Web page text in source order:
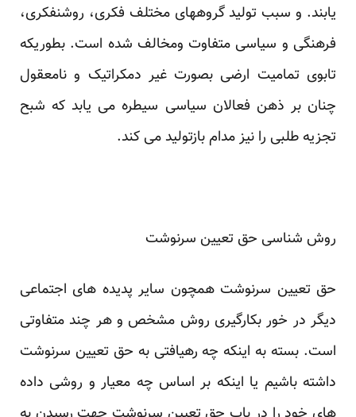
یابند. و سبب تولید گروههای مختلف فکری، روشنفکری،
فرهنگی و سیاسی متفاوت ومخالف شده است. بطوریکه
تابوی تمامیت ارضی بصورت غیر دمکراتیک و نامعقول
چنان بر ذهن فعالان سیاسی سیطره می یابد که شبح
تجزیه طلبی را نیز مدام بازتولید می کند.
روش شناسی حق تعیین سرنوشت
حق تعیین سرنوشت همچون سایر پدیده های اجتماعی
دیگر در خور بکارگیری روش مشخص و هر چند متفاوتی
است. بسته به اینکه چه رهیافتی به حق تعیین سرنوشت
داشته باشیم یا اینکه بر اساس چه معیار و روشی داده